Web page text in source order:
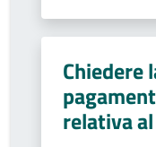
Chiedere
relativa